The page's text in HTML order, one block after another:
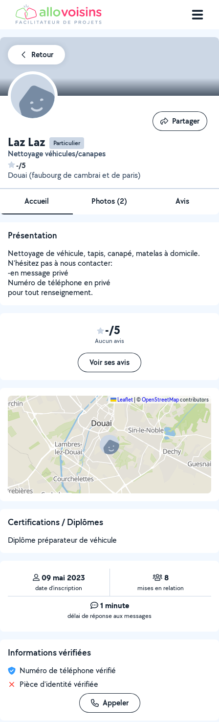
Retour
Laz Laz Particulier
Nettoyage véhicules/canapes
-/5
Douai (faubourg de cambrai et de paris)
Partager
Partager
Accueil Photos (2) Avis
Présentation
Nettoyage de véhicule, tapis, canapé, matelas à domicile.
N'hésitez pas à nous contacter:
-en message privé
Numéro de téléphone en privé
pour tout renseignement.
-/5
Aucun avis
Voir ses avis
Leaflet ©OpenStreetMapcontributors
Certifications / Diplômes
Diplôme préparateur de véhicule
09 mai 2023
date d’inscription
8
mises en relation
1 minute
délai de réponse aux messages
Informations vérifiées
Numéro de téléphone vérifié
Pièce d'identité vérifiée
Appeler